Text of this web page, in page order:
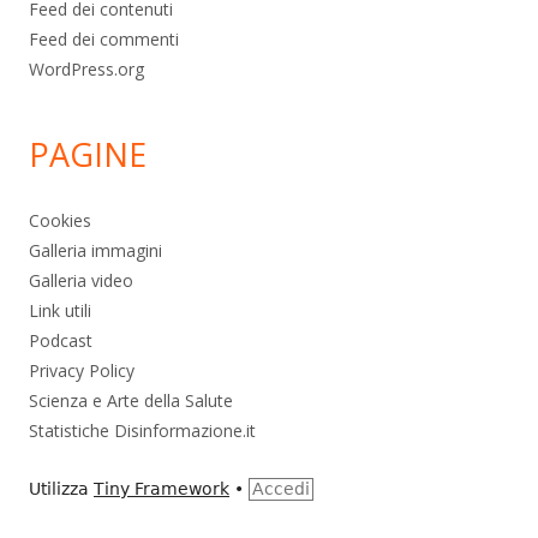
Feed dei contenuti
Feed dei commenti
WordPress.org
PAGINE
Cookies
Galleria immagini
Galleria video
Link utili
Podcast
Privacy Policy
Scienza e Arte della Salute
Statistiche Disinformazione.it
Utilizza Tiny Framework • Accedi